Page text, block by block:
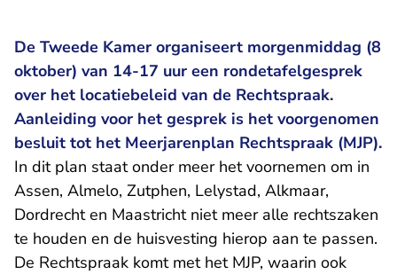
De Tweede Kamer organiseert morgenmiddag (8
oktober) van 14-17 uur een rondetafelgesprek
over het locatiebeleid van de Rechtspraak.
Aanleiding voor het gesprek is het voorgenomen
besluit tot het Meerjarenplan Rechtspraak (MJP).
In dit plan staat onder meer het voornemen om in
Assen, Almelo, Zutphen, Lelystad, Alkmaar,
Dordrecht en Maastricht niet meer alle rechtszaken
te houden en de huisvesting hierop aan te passen.
De Rechtspraak komt met het MJP, waarin ook